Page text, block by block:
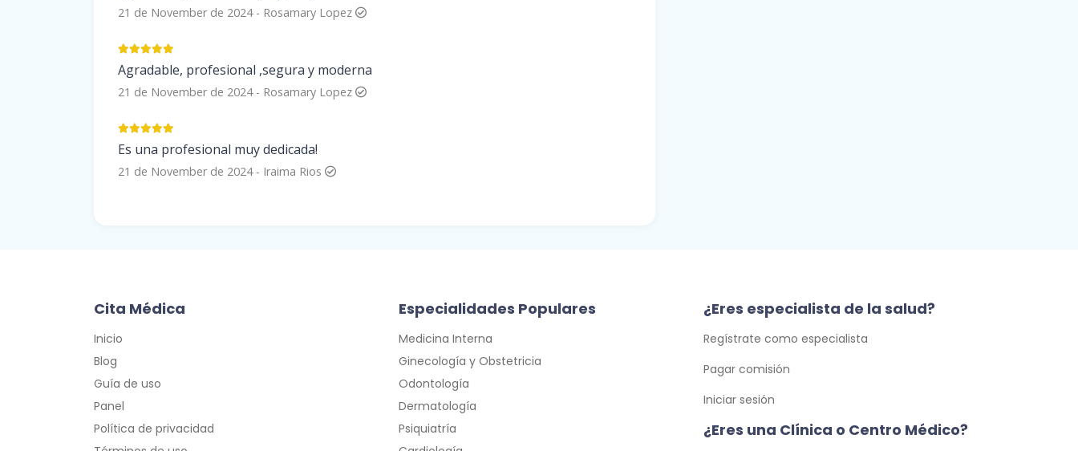
21 de November de 2024- Rosamary Lopez
Agradable, profesional ,segura y moderna
21 de November de 2024- Rosamary Lopez
Es una profesional muy dedicada!
21 de November de 2024- Iraima Rios
Cita Médica
Inicio
Blog
Guía de uso
Panel
Política de privacidad
Especialidades Populares
Medicina Interna
Ginecología y Obstetricia
Odontología
Dermatología
Psiquiatría
¿Eres especialista de la salud?
Regístrate como especialista
Pagar comisión
Iniciar sesión
¿Eres una Clínica o Centro Médico?